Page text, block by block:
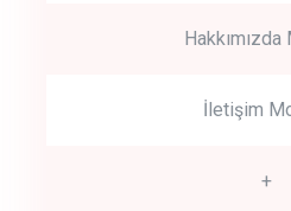
Hakkımızda
İletişim
+